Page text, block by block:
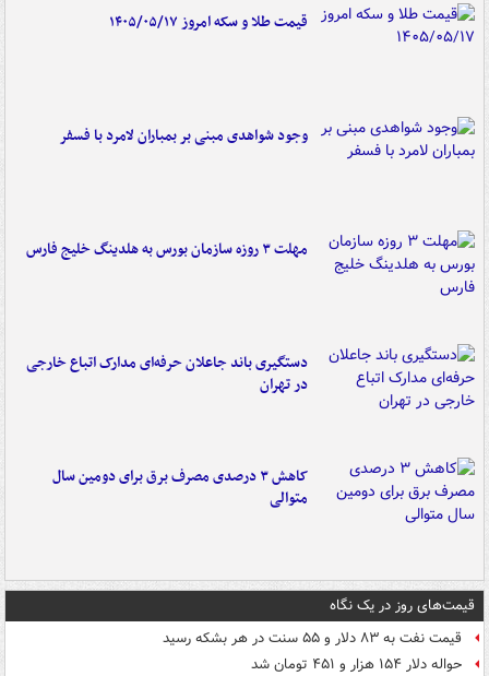
قیمت طلا و سکه امروز ۱۴۰۵/۰۵/۱۷
وجود شواهدی مبنی بر بمباران لامرد با فسفر
مهلت ۳ روزه سازمان بورس به هلدینگ خلیج فارس
دستگیری باند جاعلان حرفه‌ای مدارک اتباع خارجی
در تهران
کاهش ۳ درصدی مصرف برق برای دومین سال
متوالی
قیمت‌های روز در یک نگاه
قیمت نفت به ۸۳ دلار و ۵۵ سنت در هر بشکه رسید
حواله دلار ۱۵۴ هزار و ۴۵۱ تومان شد